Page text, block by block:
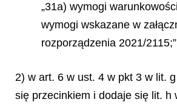
„31a) wymogi
wymogi wskazane w
rozporządzenia 2021/
2) w art. 6 w ust. 4 w pkt 3 w lit.
się przecinkiem i dodaje się lit. h